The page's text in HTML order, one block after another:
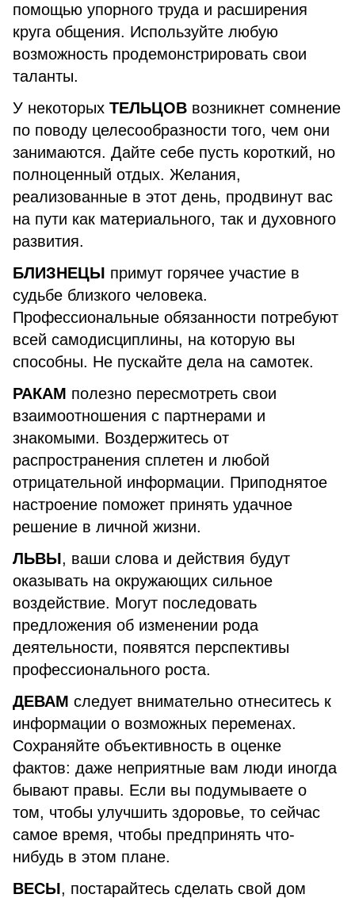
помощью упорного труда и расширения
круга общения. Используйте любую
возможность продемонстрировать свои
таланты.
У некоторых ТЕЛЬЦОВ возникнет сомнение
по поводу целесообразности того, чем они
занимаются. Дайте себе пусть короткий, но
полноценный отдых. Желания,
реализованные в этот день, продвинут вас
на пути как материального, так и духовного
развития.
БЛИЗНЕЦЫ примут горячее участие в
судьбе близкого человека.
Профессиональные обязанности потребуют
всей самодисциплины, на которую вы
способны. Не пускайте дела на самотек.
РАКАМ полезно пересмотреть свои
взаимоотношения с партнерами и
знакомыми. Воздержитесь от
распространения сплетен и любой
отрицательной информации. Приподнятое
настроение поможет принять удачное
решение в личной жизни.
ЛЬВЫ, ваши слова и действия будут
оказывать на окружающих сильное
воздействие. Могут последовать
предложения об изменении рода
деятельности, появятся перспективы
профессионального роста.
ДЕВАМ следует внимательно отнеситесь к
информации о возможных переменах.
Сохраняйте объективность в оценке
фактов: даже неприятные вам люди иногда
бывают правы. Если вы подумываете о
том, чтобы улучшить здоровье, то сейчас
самое время, чтобы предпринять что-
нибудь в этом плане.
ВЕСЫ, постарайтесь сделать свой дом